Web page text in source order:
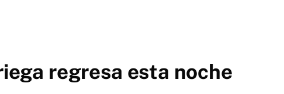
regresa esta noche